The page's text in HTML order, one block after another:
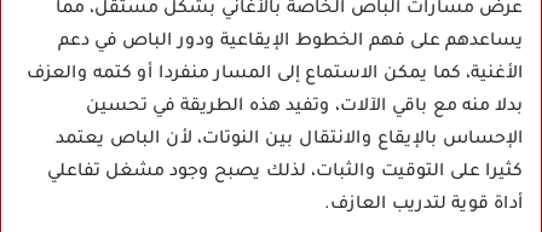
عرض مسارات الباص الخاصة بالأغاني بشكل مستقل، مما
يساعدهم على فهم الخطوط الإيقاعية ودور الباص في دعم
الأغنية، كما يمكن الاستماع إلى المسار منفردا أو كتمه والعزف
بدلا منه مع باقي الآلات، وتفيد هذه الطريقة في تحسين
الإحساس بالإيقاع والانتقال بين النوتات، لأن الباص يعتمد
كثيرا على التوقيت والثبات، لذلك يصبح وجود مشغل تفاعلي
أداة قوية لتدريب العازف.